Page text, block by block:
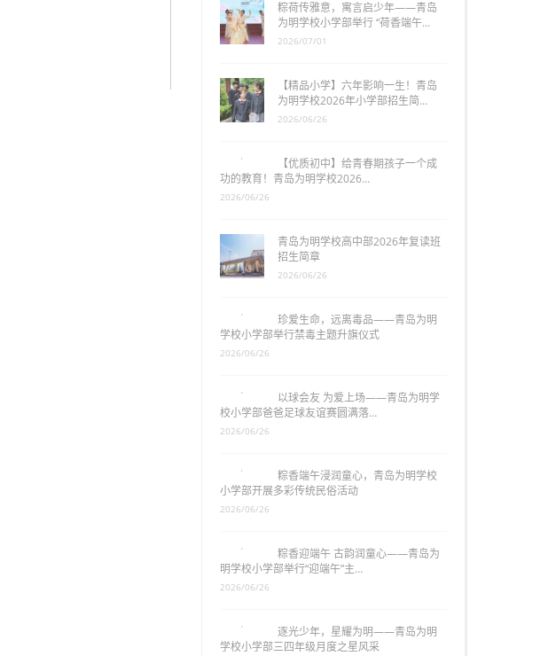
粽荷传雅意，寓言启少年——青岛
为明学校小学部举行 “荷香端午…
2026/07/01
【精品小学】六年影响一生！青岛
为明学校2026年小学部招生简…
2026/06/26
【优质初中】给青春期孩子一个成
功的教育！青岛为明学校2026…
青岛为明学校高中部2026年复读班
招生简章
2026/06/26
珍爱生命，远离毒品——青岛为明
学校小学部举行禁毒主题升旗仪式
以球会友 为爱上场——青岛为明学
校小学部爸爸足球友谊赛圆满落…
粽香端午浸润童心，青岛为明学校
小学部开展多彩传统民俗活动
粽香迎端午 古韵润童心——青岛为
明学校小学部举行“迎端午”主…
逐光少年，星耀为明——青岛为明
学校小学部三四年级月度之星风采